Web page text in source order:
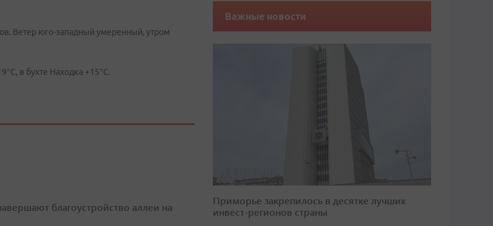
Ветер юго-западный умеренный, утром
в бухте Находка +15°C.
благоустройство аллеи на
Важные новости
Приморье закрепилось в десятке лучших
инвест-регионов страны